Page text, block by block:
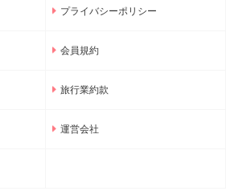
プライバシーポリシー
会員規約
旅行業約款
運営会社